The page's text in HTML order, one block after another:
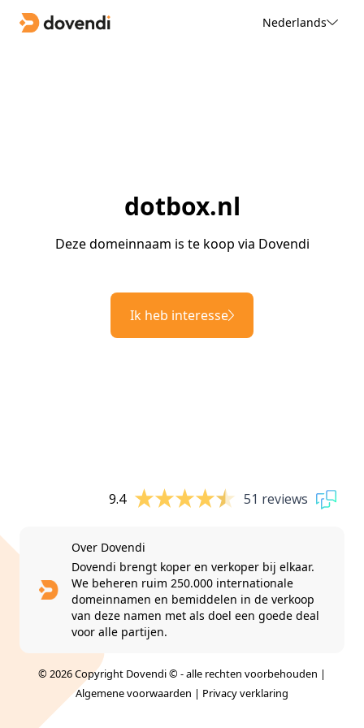
Nederlands
dotbox.nl
Deze domeinnaam is te koop via Dovendi
Ik heb interesse
9.4 51 reviews
Over Dovendi
Dovendi brengt koper en verkoper bij elkaar.
We beheren ruim 250.000 internationale
domeinnamen en bemiddelen in de verkoop
van deze namen met als doel een goede deal
voor alle partijen.
© 2026 Copyright Dovendi © - alle rechten voorbehouden |
Algemene voorwaarden | Privacy verklaring